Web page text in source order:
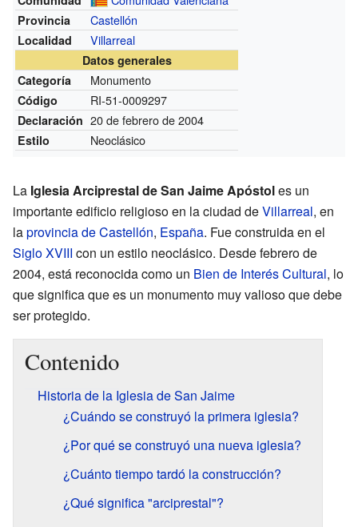
Provincia Castellón
Localidad Villarreal
Datos generales
Categoría
Monumento
Código RI-51-0009297
Declaración 20 de febrero de 2004
Estilo Neoclásico
La Iglesia Arciprestal de San Jaime Apóstoles un
importante edificio religioso en la ciudad deVillarreal, en
laprovincia de Castellón, España. Fue construida en el
Siglo XVIII con un estilo neoclásico. Desde febrero de
2004, está reconocida como un Bien de Interés Cultural, lo
que significa que es un monumento muy valioso que debe
ser protegido.
Contenido
Historia de la Iglesia de San Jaime
¿Cuándo se construyó la primera iglesia?
¿Por qué se construyó una nueva iglesia?
¿Cuánto tiempo tardó la construcción?
¿Qué significa "arciprestal"?